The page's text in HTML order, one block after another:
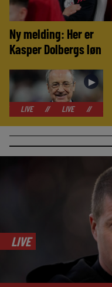
Ny melding: Her er
Kasper Dolbergs løn
►
LIVE LIVE
LIVE